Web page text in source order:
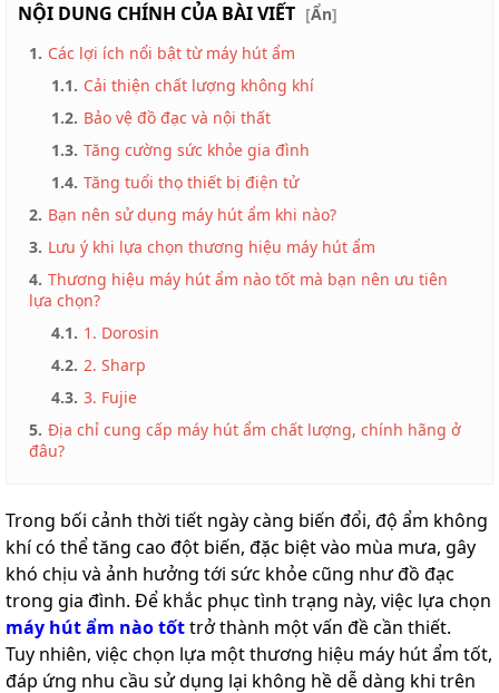
nghiệp
Tin
NỘI DUNG CHÍNH CỦA BÀI VIẾT [Ẩn]
1. Các lợi ích nổi bật từ máy hút ẩm
1.1. Cải thiện chất lượng không khí
1.2. Bảo vệ đồ đạc và nội thất
1.3. Tăng cường sức khỏe gia đình
1.4. Tăng tuổi thọ thiết bị điện tử
2. Bạn nên sử dụng máy hút ẩm khi nào?
3. Lưu ý khi lựa chọn thương hiệu máy hút ẩm
4. Thương hiệu máy hút ẩm nào tốt mà bạn nên ưu tiên
lựa chọn?
4.1. 1. Dorosin
4.2. 2. Sharp
4.3. 3. Fujie
5. Địa chỉ cung cấp máy hút ẩm chất lượng, chính hãng ở
đâu?
Trong bối cảnh thời tiết ngày càng biến đổi, độ ẩm không
khí có thể tăng cao đột biến, đặc biệt vào mùa mưa, gây
khó chịu và ảnh hưởng tới sức khỏe cũng như đồ đạc
trong gia đình. Để khắc phục tình trạng này, việc lựa chọn
máy hút ẩm nào tốttrở thành một vấn đề cần thiết.
Tuy nhiên, việc chọn lựa một thương hiệu máy hút ẩm tốt,
đáp ứng nhu cầu sử dụng lại không hề dễ dàng khi trên